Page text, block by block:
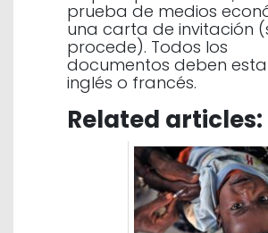
prueba de medios
una carta de invitación
procede). Todos los
documentos deben
inglés o francés.
Related articles: